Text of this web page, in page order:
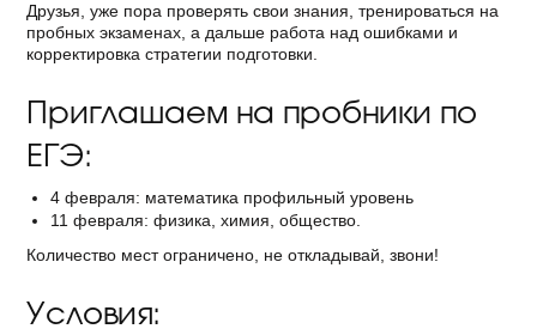
Друзья, уже пора проверять свои знания, тренироваться на
пробных экзаменах, а дальше работа над ошибками и
корректировка стратегии подготовки.
Приглашаем на пробники по
ЕГЭ:
4 февраля: математика профильный уровень
11 февраля: физика, химия, общество.
Количество мест ограничено, не откладывай, звони!
Условия: